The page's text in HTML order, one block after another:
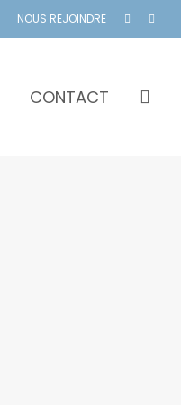
NOUS REJOINDRE
CONTACT